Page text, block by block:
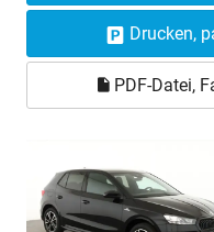
Drucken,
PDF-Datei,